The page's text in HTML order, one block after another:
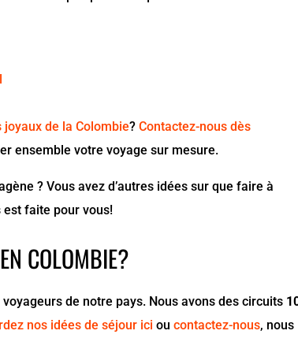
joyaux de la Colombie?Contactez-nous dès
ensemble votre voyage sur mesure.
? Vous avez d’autres idées sur que faire à
est faite pour vous!
COLOMBIE?
de notre pays. Nous avons des circuits
nos idées de séjour ici oucontactez-nous, nous